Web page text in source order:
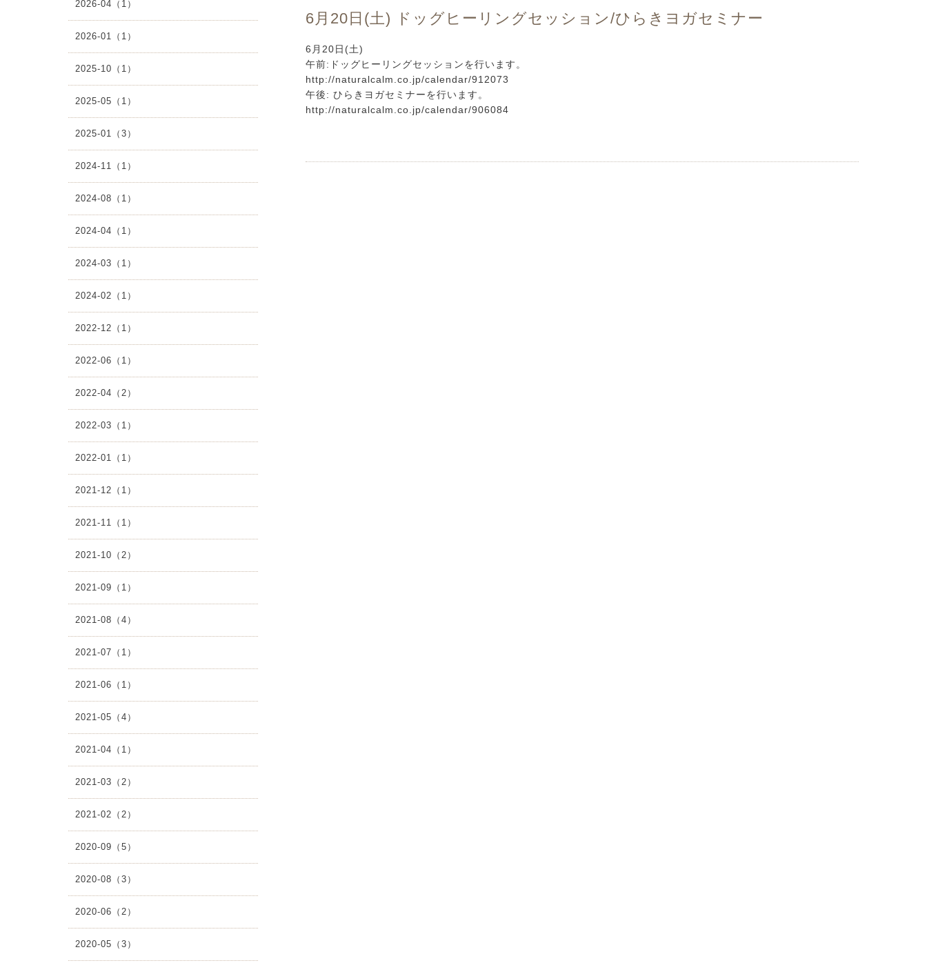
2026-04（1）
2026-01（1）
2025-10（1）
2025-05（1）
2025-01（3）
2024-11（1）
2024-08（1）
2024-04（1）
2024-03（1）
2024-02（1）
2022-12（1）
2022-06（1）
2022-04（2）
2022-03（1）
2022-01（1）
2021-12（1）
2021-11（1）
2021-10（2）
2021-09（1）
2021-08（4）
2021-07（1）
2021-06（1）
2021-05（4）
2021-04（1）
2021-03（2）
2021-02（2）
2020-09（5）
2020-08（3）
2020-06（2）
2020-05（3）
6月20日(土) ドッグヒーリングセッション/ひらきヨガセミナー
6月20日(土)
午前:ドッグヒーリングセッションを行います。
http://naturalcalm.co.jp/calendar/912073
午後: ひらきヨガセミナーを行います。
http://naturalcalm.co.jp/calendar/906084